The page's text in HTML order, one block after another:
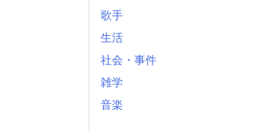
歌手
生活
社会・事件
雑学
音楽